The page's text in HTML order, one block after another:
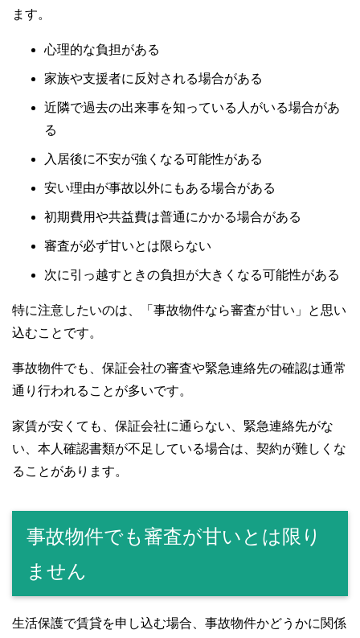
ます。
心理的な負担がある
家族や支援者に反対される場合がある
近隣で過去の出来事を知っている人がいる場合があ
る
入居後に不安が強くなる可能性がある
安い理由が事故以外にもある場合がある
初期費用や共益費は普通にかかる場合がある
審査が必ず甘いとは限らない
次に引っ越すときの負担が大きくなる可能性がある
特に注意したいのは、「事故物件なら審査が甘い」と思い
込むことです。
事故物件でも、保証会社の審査や緊急連絡先の確認は通常
通り行われることが多いです。
家賃が安くても、保証会社に通らない、緊急連絡先がな
い、本人確認書類が不足している場合は、契約が難しくな
ることがあります。
事故物件でも審査が甘いとは限り
ません
生活保護で賃貸を申し込む場合、事故物件かどうかに関係